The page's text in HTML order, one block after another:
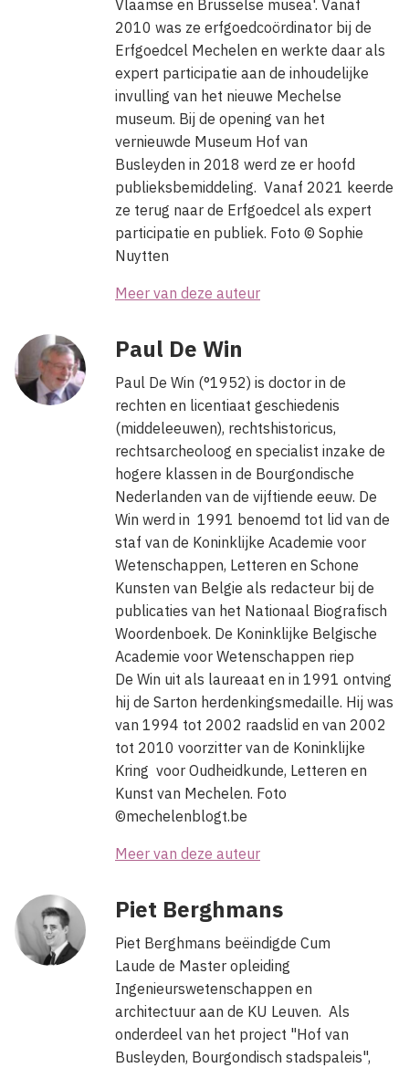
Vlaamse en Brusselse musea'. Vanaf
2010 was ze erfgoedcoördinator bij de
Erfgoedcel Mechelen en werkte daar als
expert participatie aan de inhoudelijke
invulling van het nieuwe Mechelse
museum. Bij de opening van het
vernieuwde Museum Hof van
Busleyden in 2018 werd ze er hoofd
publieksbemiddeling. Vanaf 2021 keerde
ze terug naar de Erfgoedcel als expert
participatie en publiek. Foto © Sophie
Nuytten
Meer van deze auteur
Paul De Win
Paul De Win (°1952) is doctor in de
rechten en licentiaat geschiedenis
(middeleeuwen), rechtshistoricus,
rechtsarcheoloog en specialist inzake de
hogere klassen in de Bourgondische
Nederlanden van de vijftiende eeuw. De
Win werd in 1991 benoemd tot lid van de
staf van de Koninklijke Academie voor
Wetenschappen, Letteren en Schone
Kunsten van Belgie als redacteur bij de
publicaties van het Nationaal Biografisch
Woordenboek. De Koninklijke Belgische
Academie voor Wetenschappen riep
De Win uit als laureaat en in 1991 ontving
hij de Sarton herdenkingsmedaille. Hij was
van 1994 tot 2002 raadslid en van 2002
tot 2010 voorzitter van de Koninklijke
Kring voor Oudheidkunde, Letteren en
Kunst van Mechelen. Foto
©mechelenblogt.be
Meer van deze auteur
Piet Berghmans
Piet Berghmans beëindigde Cum
Laude de Master opleiding
Ingenieurswetenschappen en
architectuur aan de KU Leuven. Als
onderdeel van het project "Hof van
Busleyden, Bourgondisch stadspaleis",